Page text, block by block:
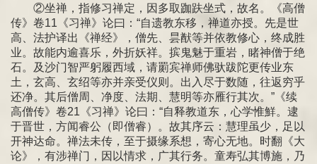
②坐禅，指修习禅定，因多取跏趺坐式，故名。《高僧
传》卷11《习禅》论曰：“自遗教东移，禅道亦授。先是世
高、法护译出《禅经》，僧先、昙猷等并依教修心，终成胜
业。故能内逾喜乐，外折妖祥。摈鬼魅于重岩，睹神僧于绝
石。及沙门智严躬履西域，请罽宾禅师佛驮跋陀更传业东
土，玄高、玄绍等亦并亲受仪则。出入尽于数随，往返穷乎
还净。其后僧周、净度、法期、慧明等亦雁行其次。”《续
高僧传》卷21《习禅》论曰：“自释教道东，心学惟鮮。逮
于晋世，方闻睿公（即僧睿）。故其序云：慧理虽少，足以
开神达命。禅法未传，至于摄缘系想，寄心无地。时翻《大
论》，有涉禅门，因以情求，广其行务。童寿弘其博施，乃